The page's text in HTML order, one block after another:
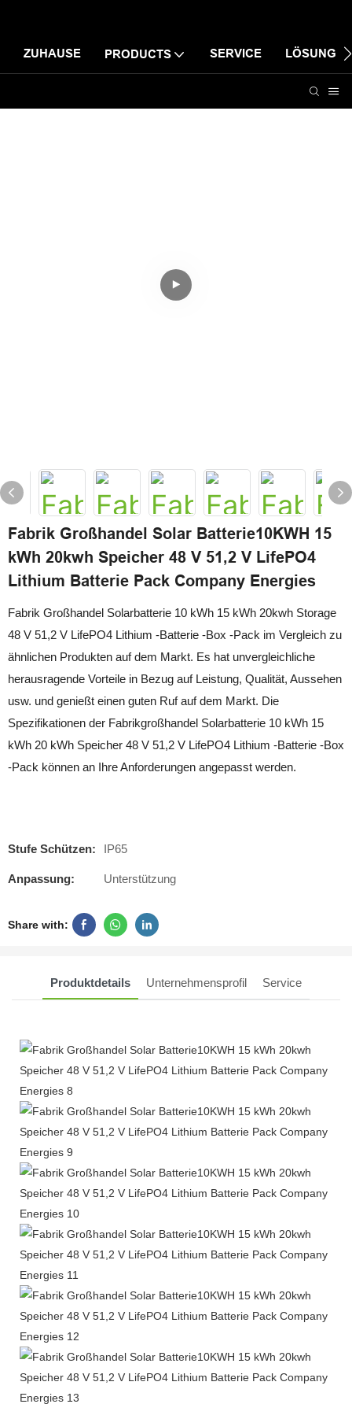
ZUHAUSE PRODUCTS SERVICE LÖSUNG
Fabrik Großhandel Solar Batterie10KWH 15
kWh 20kwh Speicher 48 V 51,2 V LifePO4
Lithium Batterie Pack Company Energies
Fabrik Großhandel Solarbatterie 10 kWh 15 kWh 20kwh Storage
48 V 51,2 V LifePO4 Lithium -Batterie -Box -Pack im Vergleich zu
ähnlichen Produkten auf dem Markt. Es hat unvergleichliche
herausragende Vorteile in Bezug auf Leistung, Qualität, Aussehen
usw. und genießt einen guten Ruf auf dem Markt. Die
Spezifikationen der Fabrikgroßhandel Solarbatterie 10 kWh 15
kWh 20 kWh Speicher 48 V 51,2 V LifePO4 Lithium -Batterie -Box
-Pack können an Ihre Anforderungen angepasst werden.
Stufe Schützen: IP65
Anpassung: Unterstützung
Share with:
Produktdetails Unternehmensprofil Service